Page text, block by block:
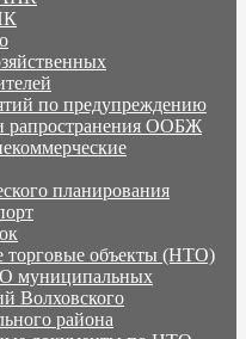
по предупреждению
рапространения ООБЖ
планирования
торговые объекты (НТО)
муниципальных
Волховского
района